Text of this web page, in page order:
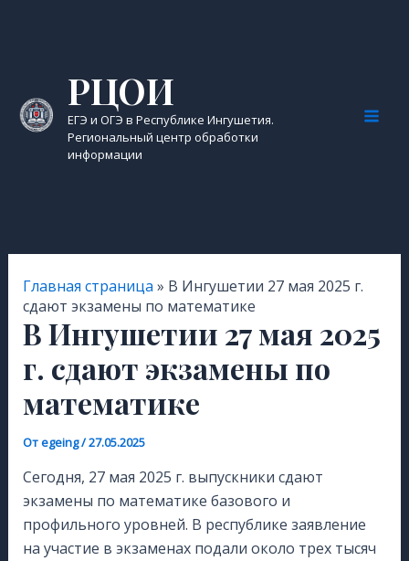
РЦОИ
ЕГЭ и ОГЭ в Республике Ингушетия.
Региональный центр обработки
информации
Главная страница » В Ингушетии 27 мая 2025 г.
сдают экзамены по математике
В Ингушетии 27 мая 2025
г. сдают экзамены по
математике
Отegeing/27.05.2025
Сегодня, 27 мая 2025 г. выпускники сдают
экзамены по математике базового и
профильного уровней. В республике заявление
на участие в экзаменах подали около трех тысяч